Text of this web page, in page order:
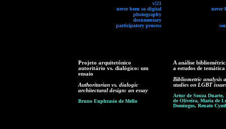
v!21
never been so digital
photography
documentary
participatory process
never
Projeto arquitetônico
autoritário vs. dialógico: um
ensaio
Authoritarian vs. dialogic
architectural design: an essay
Bruno Euphrasio de Mello
A análise
a estudos de
Bibliometric analysis
studies on LGBT
Artur de Souza Duarte,
de Oliveira, Maria de
Domingos, Renato